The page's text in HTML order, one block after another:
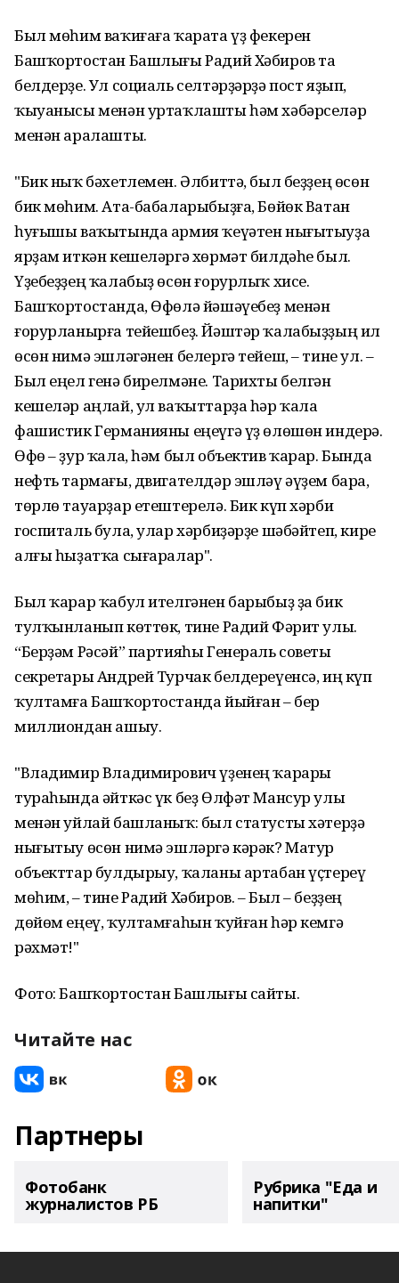
Был мөһим ваҡиғаға ҡарата үҙ фекерен
Башҡортостан Башлығы Радий Хәбиров та
белдерҙе. Ул социаль селтәрҙәрҙә пост яҙып,
ҡыуанысы менән уртаҡлашты һәм хәбәрселәр
менән аралашты.
"Бик ныҡ бәхетлемен. Әлбиттә, был беҙҙең өсөн
бик мөһим. Ата-бабаларыбыҙға, Бөйөк Ватан
һуғышы ваҡытында армия ҡеүәтен нығытыуҙа
ярҙам иткән кешеләргә хөрмәт билдәһе был.
Үҙебеҙҙең ҡалабыҙ өсөн ғорурлыҡ хисе.
Башҡортостанда, Өфөлә йәшәүебеҙ менән
ғорурланырға тейешбеҙ. Йәштәр ҡалабыҙҙың ил
өсөн нимә эшләгәнен белергә тейеш, – тине ул. –
Был еңел генә бирелмәне. Тарихты белгән
кешеләр аңлай, ул ваҡыттарҙа һәр ҡала
фашистик Германияны еңеүгә үҙ өлөшөн индерә.
Өфө – ҙур ҡала, һәм был объектив ҡарар. Бында
нефть тармағы, двигателдәр эшләү әүҙем бара,
төрлө тауарҙар етештерелә. Бик күп хәрби
госпиталь була, улар хәрбиҙәрҙе шәбәйтеп, кире
алғы һыҙатҡа сығаралар".
Был ҡарар ҡабул ителгәнен барыбыҙ ҙа бик
тулҡынланып көттөк, тине Радий Фәрит улы.
“Берҙәм Рәсәй” партияһы Генераль советы
секретары Андрей Турчак белдереүенсә, иң күп
ҡултамға Башҡортостанда йыйған – бер
миллиондан ашыу.
"Владимир Владимирович үҙенең ҡарары
тураһында әйткәс үк беҙ Өлфәт Мансур улы
менән уйлай башланыҡ: был статусты хәтерҙә
нығытыу өсөн нимә эшләргә кәрәк? Матур
объекттар булдырыу, ҡаланы артабан үҫтереү
мөһим, – тине Радий Хәбиров. – Был – беҙҙең
дөйөм еңеү, ҡултамғаһын ҡуйған һәр кемгә
рәхмәт!"
Фото: Башҡортостан Башлығы сайты.
Читайте нас
Партнеры
Фотобанк
журналистов РБ
Рубрика "Еда и
напитки"